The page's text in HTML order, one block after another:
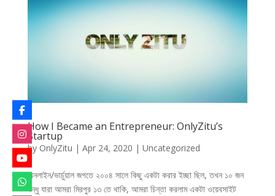
How I Became an Entrepreneur: OnlyZitu’s
Startup
by OnlyZitu | Apr 24, 2020 | Uncategorized
অনলাইন/ভার্চুয়াল জগতে ২০০৪ সালে কিছু একটা করার ইচ্ছা ছিল, তখন ১০ জন
বন্ধু যারা আমরা মিরপুর ১৩ তে থাকি, আমরা চিন্তা করলাম একটা ওয়েবসাইট